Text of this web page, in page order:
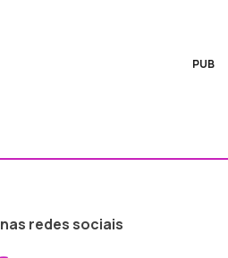
PUB
redes sociais